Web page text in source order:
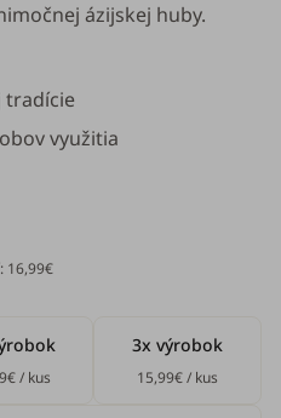
ázijskej huby.
tradície
využitia
16,99€
/ kus
3x výrobok
15,99€ / kus